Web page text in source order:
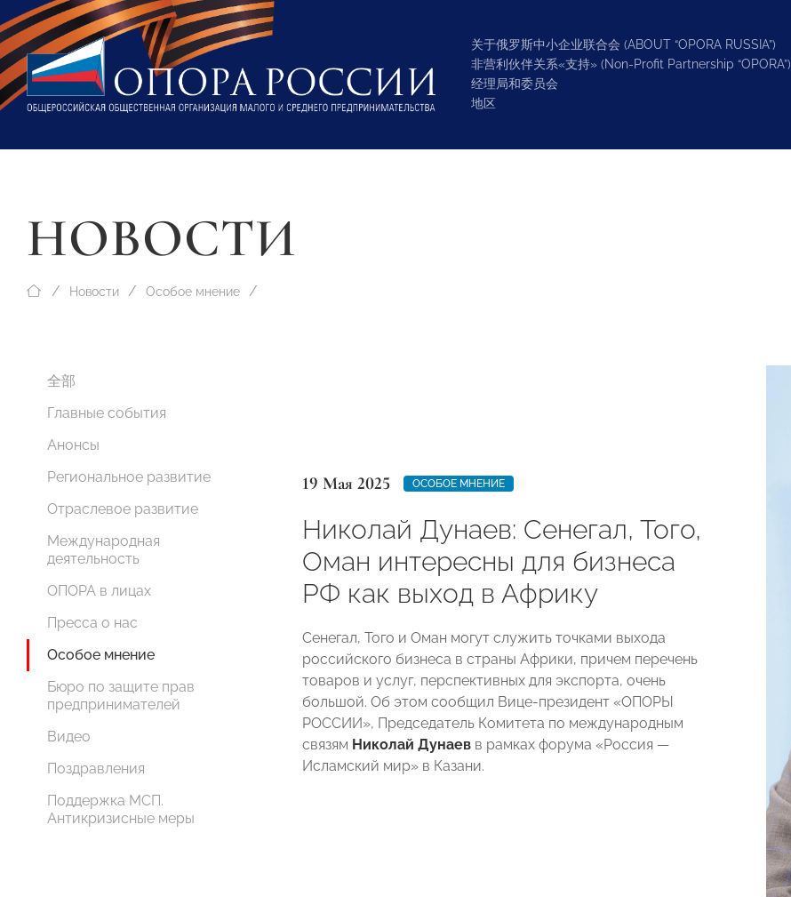
关于俄罗斯中小企业联合会 (ABOUT “OPORA RUSSIA”)
非营利伙伴关系«支持» (Non-Profit Partnership “OPORA”)
经理局和委员会
地区
НОВОСТИ
Новости Особое мнение
全部
Главные события
Анонсы
Региональное развитие
Отраслевое развитие
Международная
деятельность
ОПОРА в лицах
Пресса о нас
Особое мнение
Бюро по защите прав
предпринимателей
Видео
Поздравления
Поддержка МСП.
Антикризисные меры
19 Мая 2025 ОСОБОЕ МНЕНИЕ
Николай Дунаев: Сенегал, Того,
Оман интересны для бизнеса
РФ как выход в Африку
Сенегал, Того и Оман могут служить точками выхода
российского бизнеса в страны Африки, причем перечень
товаров и услуг, перспективных для экспорта, очень
большой. Об этом сообщил Вице-президент «ОПОРЫ
РОССИИ», Председатель Комитета по международным
связям Николай Дунаев в рамках форума «Россия —
Исламский мир» в Казани.